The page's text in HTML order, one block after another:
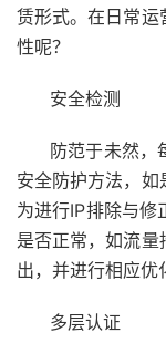
赁形式。在日常运
性呢？
安全检测
防范于未然，
安全防护方法，
为进行IP排除与修
是否正常，如流
出，并进行相应优
多层认证